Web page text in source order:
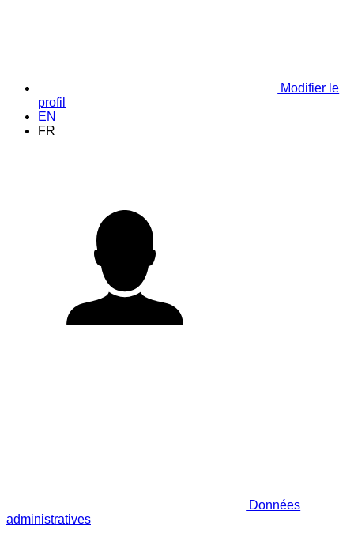
Modifier le
profil
EN
FR
Données
administratives